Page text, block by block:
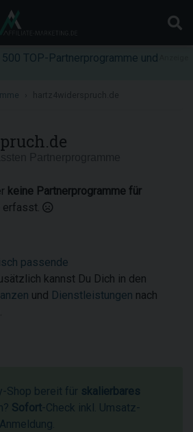
TOP-Partnerprogramme und
keine Partnerprogramme für
erfasst.
passende
kannst Du Dich in den
und Dienstleistungen nach
Shop bereit für skalierbares
Sofort-Check inkl. Umsatz-
Anmeldung.